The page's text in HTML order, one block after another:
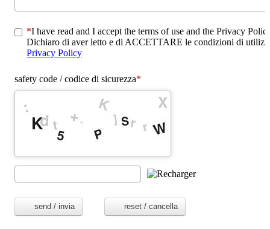
I have read and I accept the terms of use and the Privacy
Dichiaro di aver letto e di ACCETTARE le condizioni di
Privacy Policy
safety code / codice di sicurezza
send / invia reset / cancella